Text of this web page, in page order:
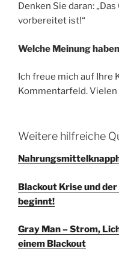
Denken Sie daran:
vorbereitet ist!“
Welche Meinung
Ich freue mich auf Ihre
Kommentarfeld. Vielen
Weitere hilfreiche
Blackout Krise und
beginnt!
Gray Man – Strom,
einem Blackout